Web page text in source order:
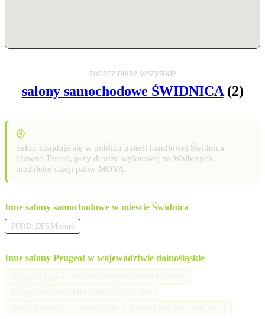
zobacz także wszystkie
salony samochodowe ŚWIDNICA(2)
Salon znajduje się w pobliżu galerii handlowej Świdnica
(dawne Tesco), przy drodze wylotowej na Wałbrzych,
niedaleko stacji paliw MOYA.
Inne salony samochodowe w mieście Świdnica
FORD: DFS Motors
Inne salony Peugeot w województwie dolnośląskie